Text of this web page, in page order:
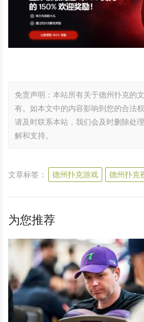
免责声明：本站所有关于德州扑克的
有。如本文中的内容影响到您的合法
请及时联系本站，我们会及时删除处
解和支持。
文章标签： 德州扑克游戏 德州扑克
为您推荐